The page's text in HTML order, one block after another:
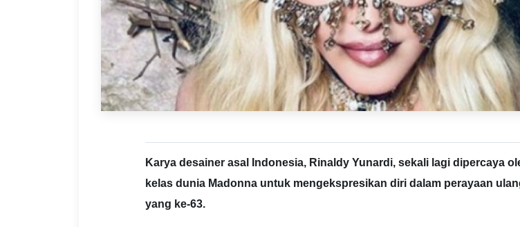
Karya desainer asal Indonesia, Rinaldy Yunardi, sekali lagi dipercaya
kelas dunia Madonna untuk mengekspresikan diri dalam perayaan
yang ke-63.